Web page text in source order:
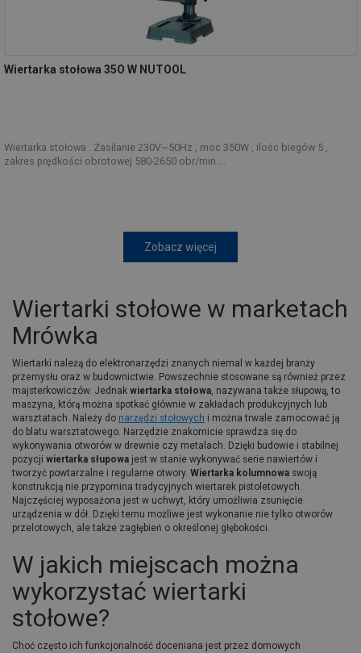
Wiertarka stołowa 35O W NUTOOL
Wiertarka stołowa . Zasilanie 230V~50Hz , moc 350W , ilośc biegów 5 ,
zakres prędkości obrotowej 580-2650 obr/min ...
Zobacz więcej
Wiertarki stołowe w marketach
Mrówka
Wiertarki należą do elektronarzędzi znanych niemal w każdej branży
przemysłu oraz w budownictwie. Powszechnie stosowane są również przez
majsterkowiczów. Jednak wiertarka stołowa, nazywana także słupową, to
maszyna, którą można spotkać głównie w zakładach produkcyjnych lub
warsztatach. Należy do narzędzi stołowych i można trwale zamocować ją
do blatu warsztatowego. Narzędzie znakomicie sprawdza się do
wykonywania otworów w drewnie czy metalach. Dzięki budowie i stabilnej
pozycji wiertarka słupowa jest w stanie wykonywać serie nawiertów i
tworzyć powtarzalne i regularne otwory. Wiertarka kolumnowa swoją
konstrukcją nie przypomina tradycyjnych wiertarek pistoletowych.
Najczęściej wyposażona jest w uchwyt, który umożliwia zsunięcie
urządzenia w dół. Dzięki temu możliwe jest wykonanie nie tylko otworów
przelotowych, ale także zagłębień o określonej głębokości.
W jakich miejscach można
wykorzystać wiertarki
stołowe?
Choć często ich funkcjonalność doceniana jest przez domowych